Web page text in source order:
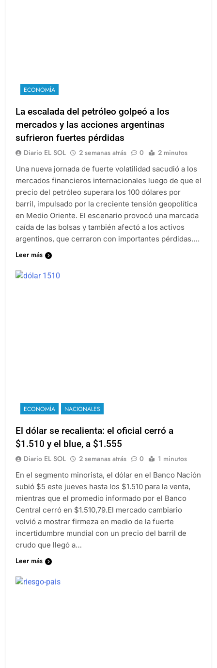
ECONOMÍA
La escalada del petróleo golpeó a los
mercados y las acciones argentinas
sufrieron fuertes pérdidas
Diario EL SOL 2 semanas atrás 0 2 minutos
Una nueva jornada de fuerte volatilidad sacudió a los
mercados financieros internacionales luego de que el
precio del petróleo superara los 100 dólares por
barril, impulsado por la creciente tensión geopolítica
en Medio Oriente. El escenario provocó una marcada
caída de las bolsas y también afectó a los activos
argentinos, que cerraron con importantes pérdidas….
Leer más
ECONOMÍA NACIONALES
El dólar se recalienta: el oficial cerró a
$1.510 y el blue, a $1.555
Diario EL SOL 2 semanas atrás 0 1 minutos
En el segmento minorista, el dólar en el Banco Nación
subió $5 este jueves hasta los $1.510 para la venta,
mientras que el promedio informado por el Banco
Central cerró en $1.510,79.El mercado cambiario
volvió a mostrar firmeza en medio de la fuerte
incertidumbre mundial con un precio del barril de
crudo que llegó a…
Leer más